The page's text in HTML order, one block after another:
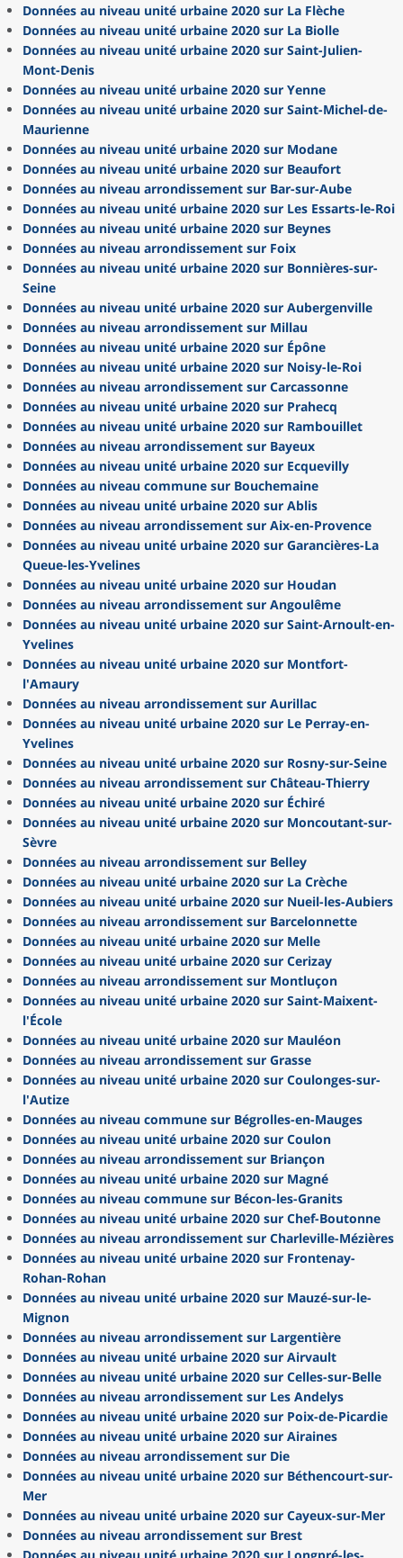
Données au niveau unité urbaine 2020 sur La Flèche
Données au niveau unité urbaine 2020 sur La Biolle
Données au niveau unité urbaine 2020 sur Saint-Julien-
Mont-Denis
Données au niveau unité urbaine 2020 sur Yenne
Données au niveau unité urbaine 2020 sur Saint-Michel-de-
Maurienne
Données au niveau unité urbaine 2020 sur Modane
Données au niveau unité urbaine 2020 sur Beaufort
Données au niveau arrondissement sur Bar-sur-Aube
Données au niveau unité urbaine 2020 sur Les Essarts-le-Roi
Données au niveau unité urbaine 2020 sur Beynes
Données au niveau arrondissement sur Foix
Données au niveau unité urbaine 2020 sur Bonnières-sur-
Seine
Données au niveau unité urbaine 2020 sur Aubergenville
Données au niveau arrondissement sur Millau
Données au niveau unité urbaine 2020 sur Épône
Données au niveau unité urbaine 2020 sur Noisy-le-Roi
Données au niveau arrondissement sur Carcassonne
Données au niveau unité urbaine 2020 sur Prahecq
Données au niveau unité urbaine 2020 sur Rambouillet
Données au niveau arrondissement sur Bayeux
Données au niveau unité urbaine 2020 sur Ecquevilly
Données au niveau commune sur Bouchemaine
Données au niveau unité urbaine 2020 sur Ablis
Données au niveau arrondissement sur Aix-en-Provence
Données au niveau unité urbaine 2020 sur Garancières-La
Queue-les-Yvelines
Données au niveau unité urbaine 2020 sur Houdan
Données au niveau arrondissement sur Angoulême
Données au niveau unité urbaine 2020 sur Saint-Arnoult-en-
Yvelines
Données au niveau unité urbaine 2020 sur Montfort-
l'Amaury
Données au niveau arrondissement sur Aurillac
Données au niveau unité urbaine 2020 sur Le Perray-en-
Yvelines
Données au niveau unité urbaine 2020 sur Rosny-sur-Seine
Données au niveau arrondissement sur Château-Thierry
Données au niveau unité urbaine 2020 sur Échiré
Données au niveau unité urbaine 2020 sur Moncoutant-sur-
Sèvre
Données au niveau arrondissement sur Belley
Données au niveau unité urbaine 2020 sur La Crèche
Données au niveau unité urbaine 2020 sur Nueil-les-Aubiers
Données au niveau arrondissement sur Barcelonnette
Données au niveau unité urbaine 2020 sur Melle
Données au niveau unité urbaine 2020 sur Cerizay
Données au niveau arrondissement sur Montluçon
Données au niveau unité urbaine 2020 sur Saint-Maixent-
l'École
Données au niveau unité urbaine 2020 sur Mauléon
Données au niveau arrondissement sur Grasse
Données au niveau unité urbaine 2020 sur Coulonges-sur-
l'Autize
Données au niveau commune sur Bégrolles-en-Mauges
Données au niveau unité urbaine 2020 sur Coulon
Données au niveau arrondissement sur Briançon
Données au niveau unité urbaine 2020 sur Magné
Données au niveau commune sur Bécon-les-Granits
Données au niveau unité urbaine 2020 sur Chef-Boutonne
Données au niveau arrondissement sur Charleville-Mézières
Données au niveau unité urbaine 2020 sur Frontenay-
Rohan-Rohan
Données au niveau unité urbaine 2020 sur Mauzé-sur-le-
Mignon
Données au niveau arrondissement sur Largentière
Données au niveau unité urbaine 2020 sur Airvault
Données au niveau unité urbaine 2020 sur Celles-sur-Belle
Données au niveau arrondissement sur Les Andelys
Données au niveau unité urbaine 2020 sur Poix-de-Picardie
Données au niveau unité urbaine 2020 sur Airaines
Données au niveau arrondissement sur Die
Données au niveau unité urbaine 2020 sur Béthencourt-sur-
Mer
Données au niveau unité urbaine 2020 sur Cayeux-sur-Mer
Données au niveau arrondissement sur Brest